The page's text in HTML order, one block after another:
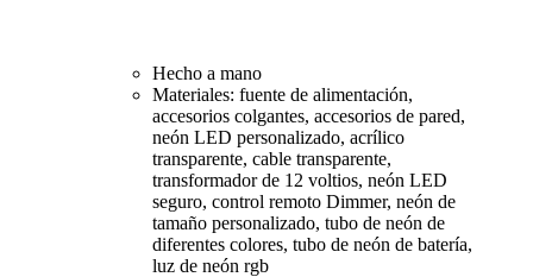
Hecho a mano
Materiales: fuente de alimentación,
accesorios colgantes, accesorios de pared,
neón LED personalizado, acrílico
transparente, cable transparente,
transformador de 12 voltios, neón LED
seguro, control remoto Dimmer, neón de
tamaño personalizado, tubo de neón de
diferentes colores, tubo de neón de batería,
luz de neón rgb